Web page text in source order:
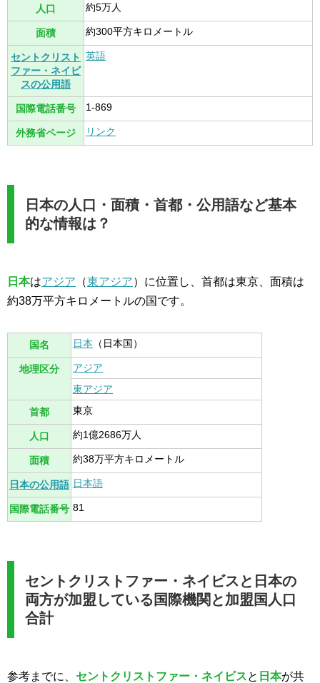
人口 約5万人
面積 約300平方キロメートル
セントクリスト
ファー・ネイビ
スの公用語
英語
国際電話番号 1-869
外務省ページ リンク
日本の人口・面積・首都・公用語など基本
的な情報は？
日本はアジア （東アジア）に位置し、首都は東京、面積は
約38万平方キロメートルの国です。
国名 日本 （日本国）
地理区分
アジア
東アジア
首都
東京
人口 約1億2686万人
面積 約38万平方キロメートル
日本の公用語 日本語
国際電話番号 81
セントクリストファー・ネイビスと日本の
両方が加盟している国際機関と加盟国人口
合計
参考までに、 セントクリストファー・ネイビスと 日本が共